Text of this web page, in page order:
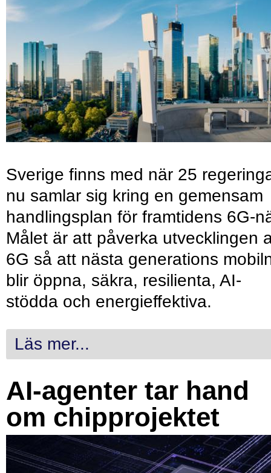
Sverige finns med när 25
nu samlar sig kring en gemensam
handlingsplan för framtidens 6G-
Målet är att påverka utvecklingen
6G så att nästa generations
blir öppna, säkra, resilienta, AI-
stödda och energieffektiva.
Läs mer...
AI-agenter tar hand
om chipprojektet